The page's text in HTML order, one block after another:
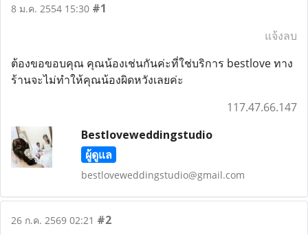
8 ม.ค. 2554 15:30 #1
แจ้งลบ
ต้องขอขอบคุณ คุณน้องเช่นกันค่ะที่ใช่บริการ bestlove ทาง
ร้านจะไม่ทำให้คุณน้องผิดหวังเลยค่ะ
117.47.66.147
Bestloveweddingstudio
ผู้ดูแล
bestloveweddingstudio@gmail.com
26 ก.ค. 2569 02:21 #2